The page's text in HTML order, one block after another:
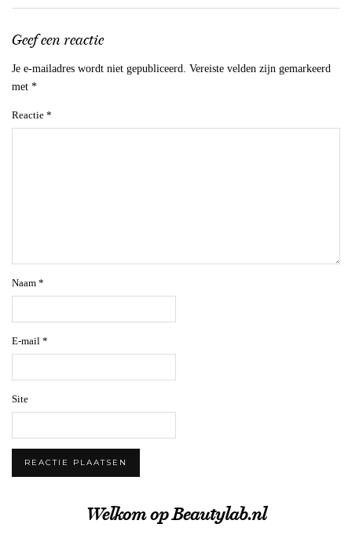
Geef een reactie
Je e-mailadres wordt niet gepubliceerd.
Vereiste velden zijn gemarkeerd
met *
Reactie *
Naam *
E-mail *
Site
Welkom op Beautylab.nl